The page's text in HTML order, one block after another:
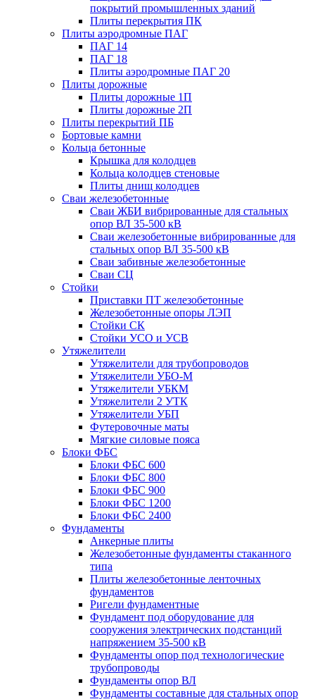
покрытий промышленных зданий
Плиты перекрытия ПК
Плиты аэродромные ПАГ
ПАГ 14
ПАГ 18
Плиты аэродромные ПАГ 20
Плиты дорожные
Плиты дорожные 1П
Плиты дорожные 2П
Плиты перекрытий ПБ
Бортовые камни
Кольца бетонные
Крышка для колодцев
Кольца колодцев стеновые
Плиты днищ колодцев
Сваи железобетонные
Сваи ЖБИ вибрированные для стальных
опор ВЛ 35-500 кВ
Сваи железобетонные вибрированные для
стальных опор ВЛ 35-500 кВ
Сваи забивные железобетонные
Сваи СЦ
Стойки
Приставки ПТ железобетонные
Железобетонные опоры ЛЭП
Стойки СК
Стойки УСО и УСВ
Утяжелители
Утяжелители для трубопроводов
Утяжелители УБО-М
Утяжелители УБКМ
Утяжелители 2 УТК
Утяжелители УБП
Футеровочные маты
Мягкие силовые пояса
Блоки ФБС
Блоки ФБС 600
Блоки ФБС 800
Блоки ФБС 900
Блоки ФБС 1200
Блоки ФБС 2400
Фундаменты
Анкерные плиты
Железобетонные фундаменты стаканного
типа
Плиты железобетонные ленточных
фундаментов
Ригели фундаментные
Фундамент под оборудование для
сооружения электрических подстанций
напряжением 35-500 кВ
Фундаменты опор под технологические
трубопроводы
Фундаменты опор ВЛ
Фундаменты составные для стальных опор